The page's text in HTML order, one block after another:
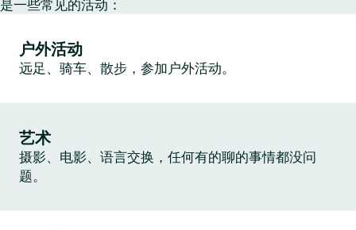
是一些常见的活动：
户外活动
远足、骑车、散步，参加户外活动。
艺术
摄影、电影、语言交换，任何有的聊的事情都没问
题。